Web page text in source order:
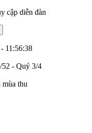
cập diễn đàn
11:56:38
52 - Quý 3/4
thu